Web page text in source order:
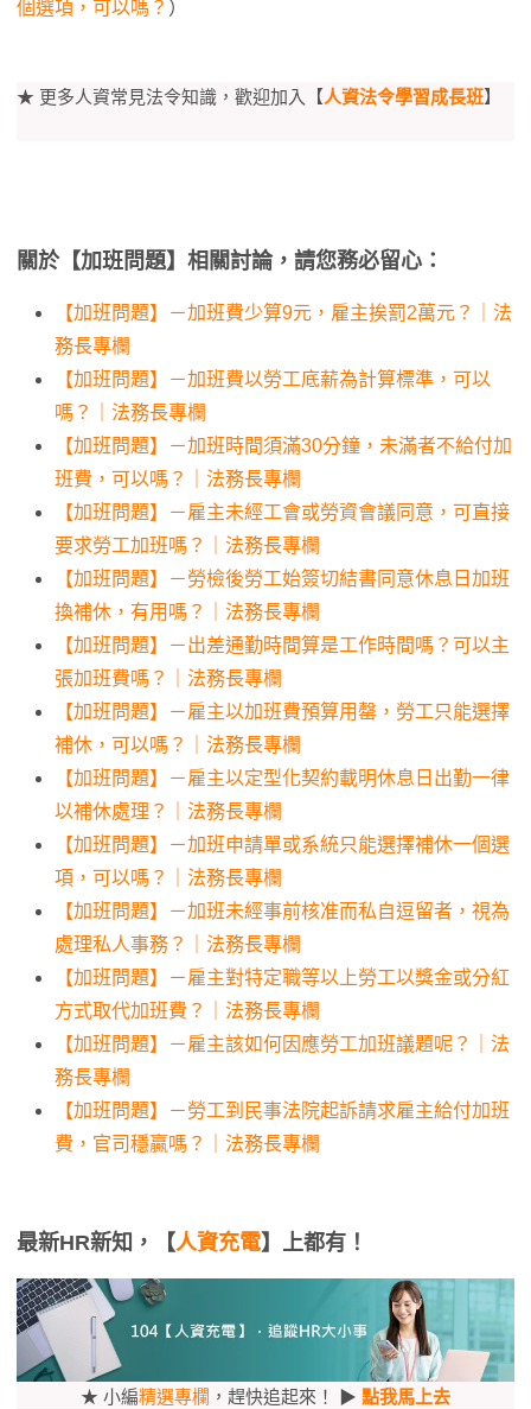
個選項，可以嗎？ ）
★ 更多人資常見法令知識，歡迎加入【人資法令學習成長班】
關於【加班問題】相關討論，請您務必留心：
【加班問題】－加班費少算9元，雇主挨罰2萬元？｜法
務長專欄
【加班問題】－加班費以勞工底薪為計算標準，可以
嗎？｜法務長專欄
【加班問題】－加班時間須滿30分鐘，未滿者不給付加
班費，可以嗎？｜法務長專欄
【加班問題】－雇主未經工會或勞資會議同意，可直接
要求勞工加班嗎？｜法務長專欄
【加班問題】－勞檢後勞工始簽切結書同意休息日加班
換補休，有用嗎？｜法務長專欄
【加班問題】－出差通勤時間算是工作時間嗎？可以主
張加班費嗎？｜法務長專欄
【加班問題】－雇主以加班費預算用罄，勞工只能選擇
補休，可以嗎？｜法務長專欄
【加班問題】－雇主以定型化契約載明休息日出勤一律
以補休處理？｜法務長專欄
【加班問題】－加班申請單或系統只能選擇補休一個選
項，可以嗎？｜法務長專欄
【加班問題】－加班未經事前核准而私自逗留者，視為
處理私人事務？｜法務長專欄
【加班問題】－雇主對特定職等以上勞工以獎金或分紅
方式取代加班費？｜法務長專欄
【加班問題】－雇主該如何因應勞工加班議題呢？｜法
務長專欄
【加班問題】－勞工到民事法院起訴請求雇主給付加班
費，官司穩贏嗎？｜法務長專欄
最新HR新知，【人資充電】上都有！
★ 小編精選專欄 ，趕快追起來！ ▶ 點我馬上去